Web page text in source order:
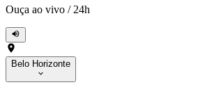
Ouça ao vivo / 24h
Belo Horizonte